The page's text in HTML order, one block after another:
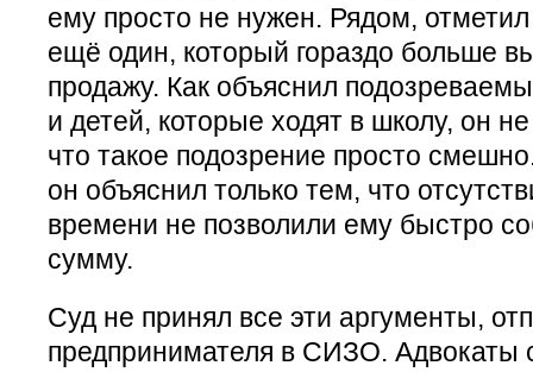
ему просто не нужен. Рядом,
ещё один, который гораздо больше
продажу. Как объяснил
и детей, которые ходят в школу, он
что такое подозрение просто
он объяснил только тем, что
времени не позволили ему быстро
сумму.
Суд не принял все эти аргументы,
предпринимателя в СИЗО. Адвокаты